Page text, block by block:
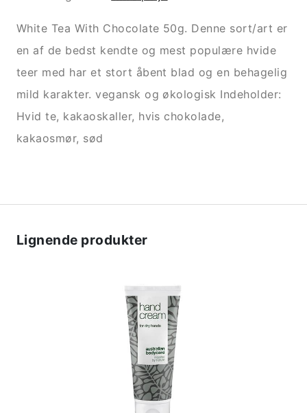
White Tea With Chocolate 50g. Denne sort/art er
en af de bedst kendte og mest populære hvide
teer med har et stort åbent blad og en behagelig
mild karakter. vegansk og økologisk Indeholder:
Hvid te, kakaoskaller, hvis chokolade,
kakaosmør, sød
Lignende produkter